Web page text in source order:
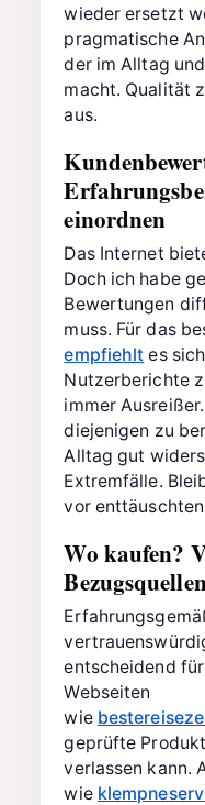
wieder ersetzt
pragmatische
der im Alltag
macht. Qualität
aus.
einordnen
Das Internet
Doch ich habe
Bewertungen
muss. Für das
empfiehlt es
Nutzerberichte
immer
diejenigen zu
Alltag gut
Extremfälle.
vor
Wo kaufen?
entscheidend
Webseiten
wie
geprüfte
verlassen kann.
wie